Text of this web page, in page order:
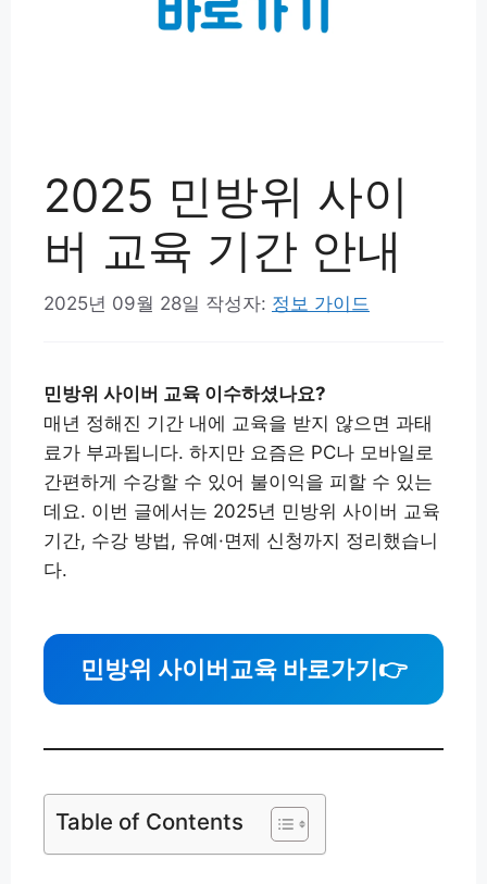
2025 민방위 사이
버 교육 기간 안내
2025년 09월 28일 작성자: 정보 가이드
민방위 사이버 교육 이수하셨나요?
매년 정해진 기간 내에 교육을 받지 않으면 과태
료가 부과됩니다. 하지만 요즘은 PC나 모바일로
간편하게 수강할 수 있어 불이익을 피할 수 있는
데요. 이번 글에서는 2025년 민방위 사이버 교육
기간, 수강 방법, 유예·면제 신청까지 정리했습니
다.
민방위 사이버교육 바로가기👉
Table of Contents